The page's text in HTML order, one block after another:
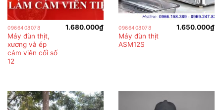
0966408078
Máy đùn thịt,
xương và ép
cám viên cối số
12
1.680.000₫ 0966408078
Máy đùn thịt
ASM12S
1.650.000₫